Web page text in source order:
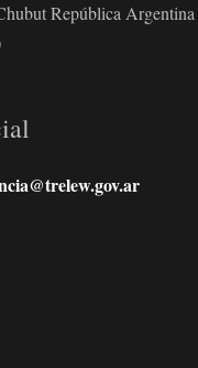
República Argentina